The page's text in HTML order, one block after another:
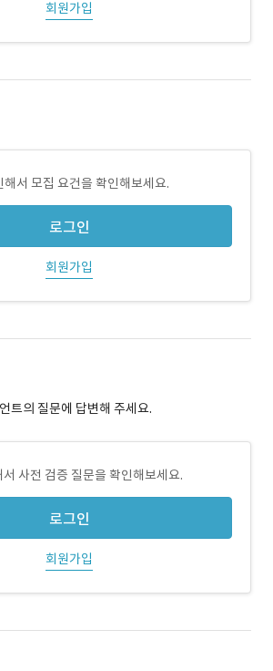
회원가입
해서 모집 요건을 확인해보세요.
로그인
회원가입
트의 질문에 답변해 주세요.
사전 검증 질문을 확인해보세요.
로그인
회원가입